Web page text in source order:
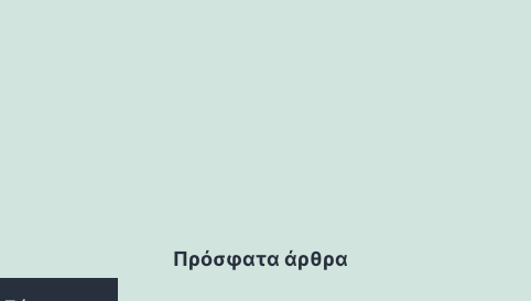
Πρόσφατα άρθρα